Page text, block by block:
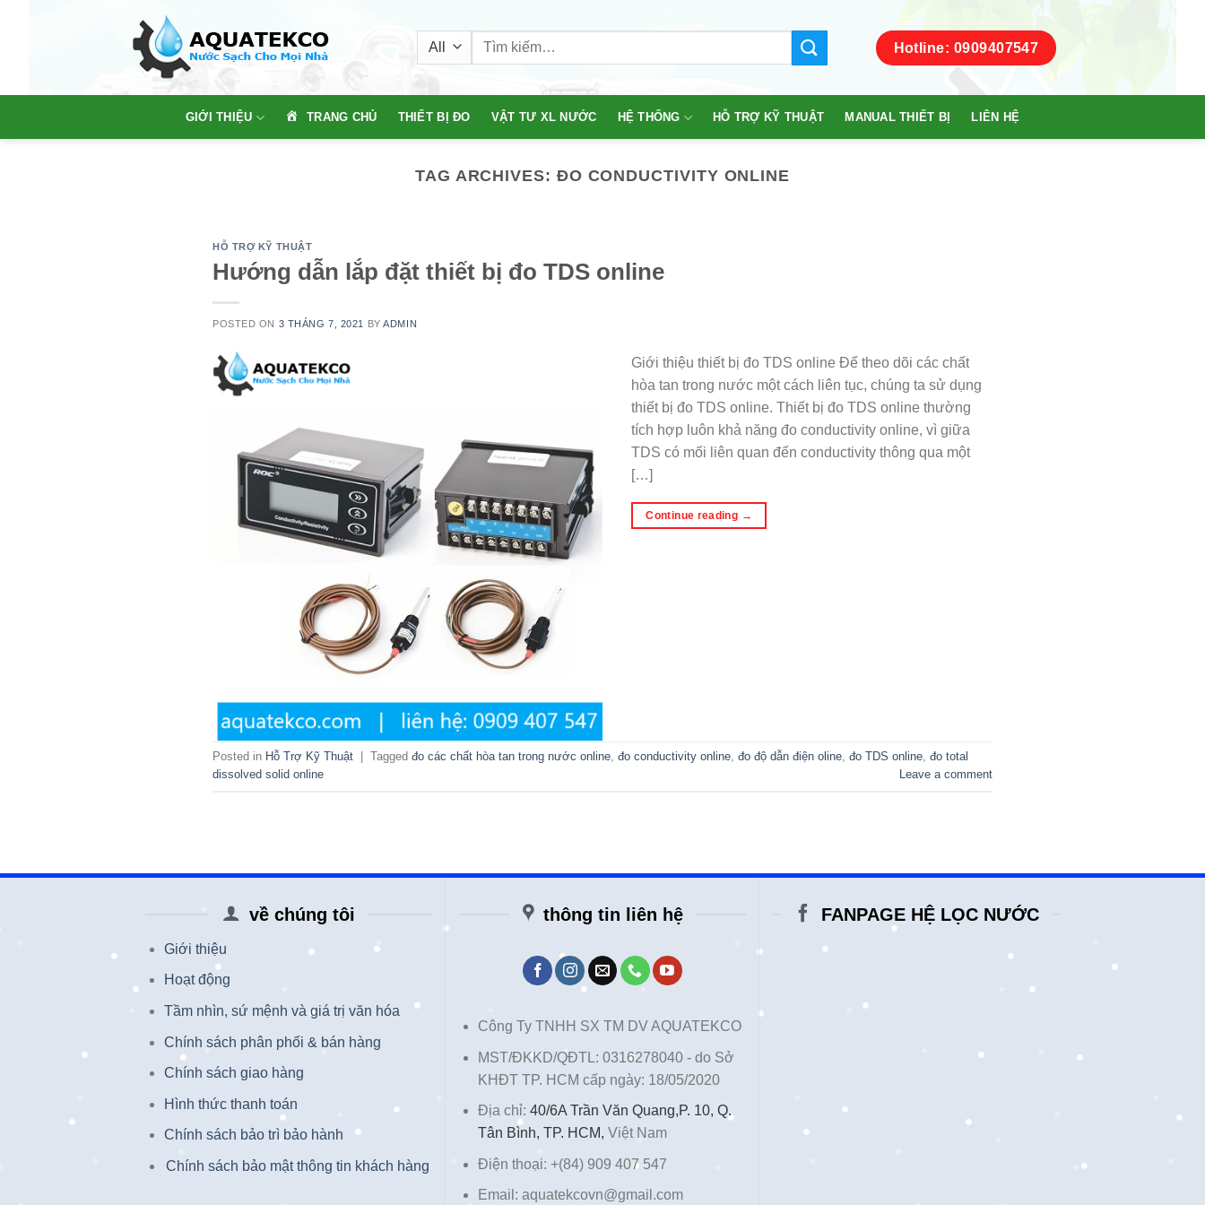
Tìm
Hotline: 0909407547
GIỚI THIỆU TRANG CHỦ THIẾT BỊ ĐO VẬT TƯ XL NƯỚC HỆ THỐNG HỖ TRỢ KỸ THUẬT MANUAL THIẾT BỊ LIÊN HỆ
TAG ARCHIVES: ĐO CONDUCTIVITY ONLINE
HỖ TRỢ KỸ THUẬT
Hướng dẫn lắp đặt thiết bị đo TDS online
POSTED ON 3 THÁNG 7, 2021 BYADMIN
Giới thiệu thiết bị đo TDS online Để theo dõi các chất
hòa tan trong nước một cách liên tục, chúng ta sử dụng
thiết bị đo TDS online. Thiết bị đo TDS online thường
tích hợp luôn khả năng đo conductivity online, vì giữa
TDS có mối liên quan đến conductivity thông qua một
[…]
Continue reading →
Posted in Hỗ Trợ Kỹ Thuật Tagged đo các chất hòa tan trong nước online, đo conductivity online, đo độ dẫn điện oline, đo TDS online, đo total
dissolved solid online
Leave a comment
về chúng tôi
Giới thiệu
Hoạt động
Tầm nhìn, sứ mệnh và giá trị văn hóa
Chính sách phân phối & bán hàng
Chính sách giao hàng
Hình thức thanh toán
Chính sách bảo trì bảo hành
Chính sách bảo mật thông tin khách hàng
thông tin liên hệ
Công Ty TNHH SX TM DV AQUATEKCO
MST/ĐKKD/QĐTL: 0316278040 - do Sở
KHĐT TP. HCM cấp ngày: 18/05/2020
Địa chỉ: 40/6A Trần Văn Quang,P. 10, Q.
Tân Bình, TP. HCM, Việt Nam
Điện thoại: +(84) 909 407 547
Email: aquatekcovn@gmail.com
FANPAGE HỆ LỌC NƯỚC